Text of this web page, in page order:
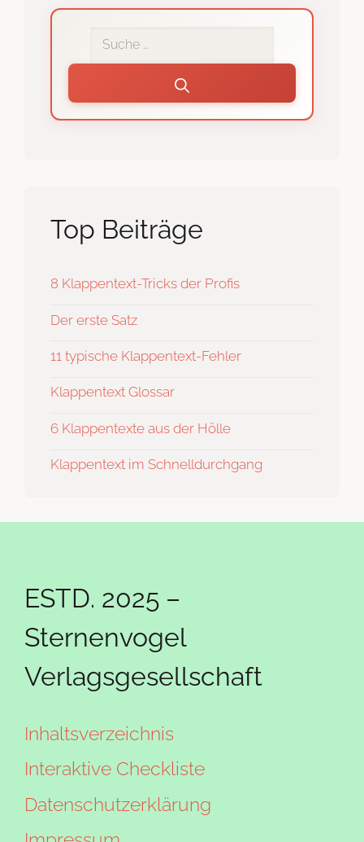
Interne
Suche
Top Beiträge
8 Klappentext-Tricks der Profis
Der erste Satz
11 typische Klappentext-Fehler
Klappentext Glossar
6 Klappentexte aus der Hölle
Klappentext im Schnelldurchgang
ESTD. 2025 –
Sternenvogel
Verlagsgesellschaft
Inhaltsverzeichnis
Interaktive Checkliste
Datenschutzerklärung